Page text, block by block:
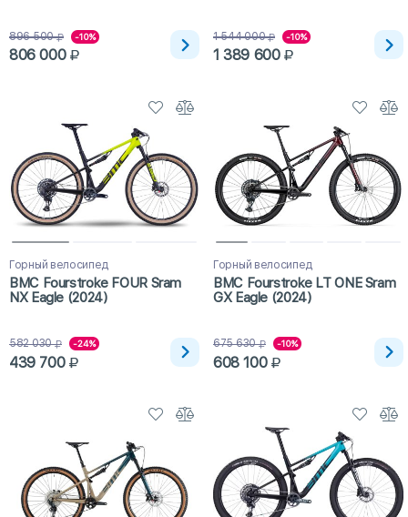
896 500 -10%
806 000
1 544 000 -10%
1 389 600
Горный велосипед
BMC Fourstroke FOUR Sram
NX Eagle (2024)
582 030 -24%
439 700
Горный велосипед
BMC Fourstroke LT ONE Sram
GX Eagle (2024)
675 630 -10%
608 100